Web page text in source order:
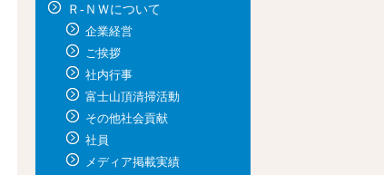
Ｒ-ＮＷについて
企業経営
ご挨拶
社内行事
富士山頂清掃活動
その他社会貢献
社員
メディア掲載実績